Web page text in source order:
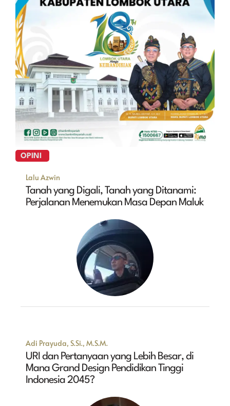
OPINI
Lalu Azwin
Tanah yang Digali, Tanah yang Ditanami:
Perjalanan Menemukan Masa Depan Maluk
Adi Prayuda, S.Si., M.S.M.
URI dan Pertanyaan yang Lebih Besar, di
Mana Grand Design Pendidikan Tinggi
Indonesia 2045?